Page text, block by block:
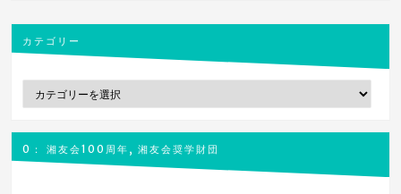
ー
シ
ン
カテゴリー
ー
0： 湘友会100周年, 湘友会奨学財団